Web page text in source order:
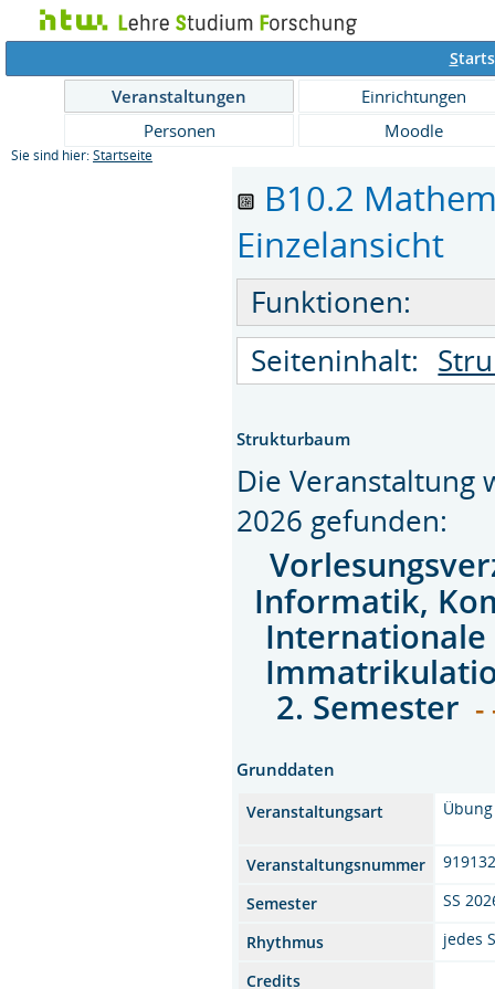
S
Veranstaltungen
Einrichtungen
Personen
Moodle
Sie sind hier: Startseite
B10.2
Einzelansicht
Funktionen:
Seiteninhalt:
Strukturbaum
Die Veranstaltung
2026 gefunden:
Informatik,
2. Semester -
Grunddaten
Veranstaltungsart Übung
Veranstaltungsnummer
Semester
SS
Rhythmus
jedes
Credits